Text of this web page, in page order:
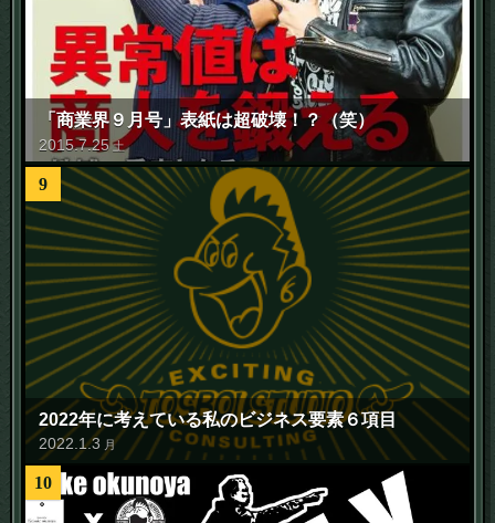
「商業界９月号」表紙は超破壊！？（笑）
2015.7.25 土
9
2022年に考えている私のビジネス要素６項目
2022 1.3 月
10